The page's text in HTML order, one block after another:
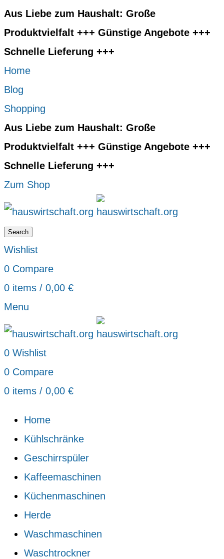
Aus Liebe zum Haushalt: Große
Produktvielfalt +++ Günstige Angebote +++
Schnelle Lieferung +++
Home
Blog
Shopping
Aus Liebe zum Haushalt: Große
Produktvielfalt +++ Günstige Angebote +++
Schnelle Lieferung +++
Zum Shop
Search
Wishlist
0 Compare
0 items / 0,00 €
Menu
0 Wishlist
0 Compare
0 items / 0,00 €
Home
Kühlschränke
Geschirrspüler
Kaffeemaschinen
Küchenmaschinen
Herde
Waschmaschinen
Waschtrockner